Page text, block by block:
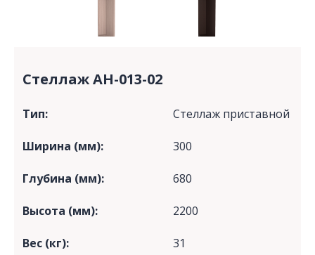
Стеллаж АН-013-02
Тип: Стеллаж приставной
Ширина (мм): 300
Глубина (мм): 680
Высота (мм): 2200
Вес (кг): 31